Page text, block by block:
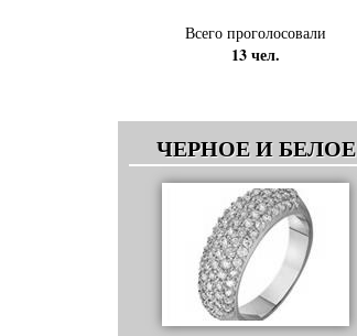
Всего проголосовали
13 чел.
ЧЕРНОЕ И БЕЛОЕ